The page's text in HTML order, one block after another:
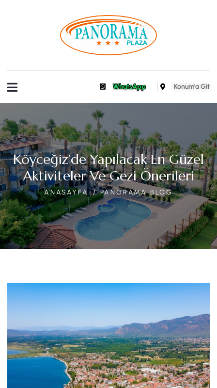
WhatsApp Konum'a Git
Köyceğiz’de Yapılacak En Güzel
Aktiviteler Ve Gezi Önerileri
ANASAYFA PANORAMA BLOG